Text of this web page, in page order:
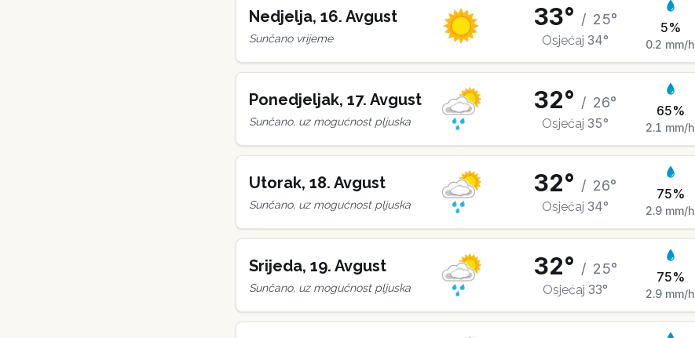
Nedjelja, 16. Avgust
Sunčano vrijeme
33° / 25°
Osjećaj 34°
5%
0.2 mm/h
Ponedjeljak, 17. Avgust
Sunčano, uz mogućnost pljuska
32° / 26°
Osjećaj 35°
65%
2.1 mm/h
Utorak, 18. Avgust
Sunčano, uz mogućnost pljuska
32° / 26°
Osjećaj 34°
75%
2.9 mm/h
Srijeda, 19. Avgust
Sunčano, uz mogućnost pljuska
32° / 25°
Osjećaj 33°
75%
2.9 mm/h